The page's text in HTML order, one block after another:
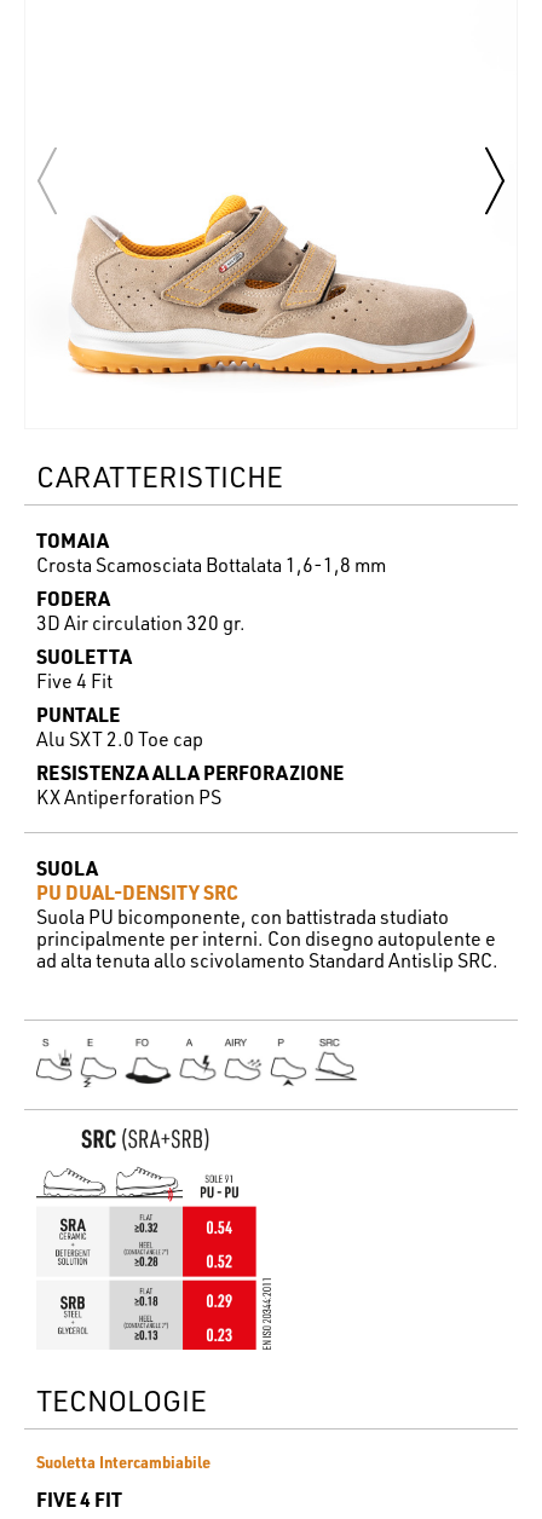
CARATTERISTICHE
TOMAIA
Crosta Scamosciata Bottalata 1,6-1,8 mm
FODERA
3D Air circulation 320 gr.
SUOLETTA
Five 4 Fit
PUNTALE
Alu SXT 2.0 Toe cap
RESISTENZA ALLA PERFORAZIONE
KX Antiperforation PS
SUOLA
PU DUAL-DENSITY SRC
Suola PU bicomponente, con battistrada studiato
principalmente per interni. Con disegno autopulente e
ad alta tenuta allo scivolamento Standard Antislip SRC.
TECNOLOGIE
Suoletta Intercambiabile
FIVE 4 FIT